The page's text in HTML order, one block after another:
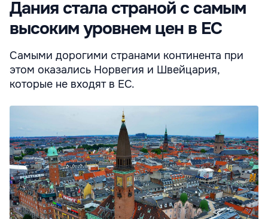
Дания стала страной с самым
высоким уровнем цен в ЕС
Самыми дорогими странами континента при
этом оказались Норвегия и Швейцария,
которые не входят в ЕС.